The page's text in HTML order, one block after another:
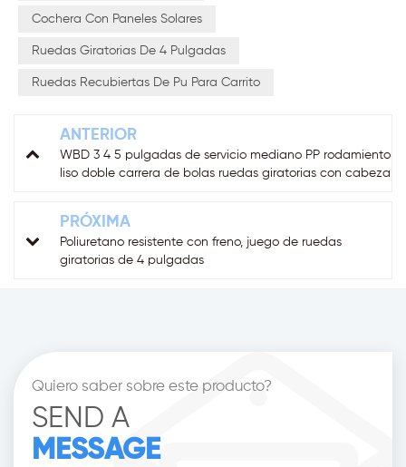
Cochera Con Paneles Solares
Ruedas Giratorias De 4 Pulgadas
Ruedas Recubiertas De Pu Para Carrito
ANTERIOR
WBD 3 4 5 pulgadas de servicio mediano PP rodamiento
liso doble carrera de bolas ruedas giratorias con cabeza
PRÓXIMA
Poliuretano resistente con freno, juego de ruedas
giratorias de 4 pulgadas
Quiero saber sobre este producto?
SEND A
MESSAGE